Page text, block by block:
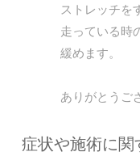
ストレッチを
走っている時
緩めます。
ありがとうご
症状や施術に関